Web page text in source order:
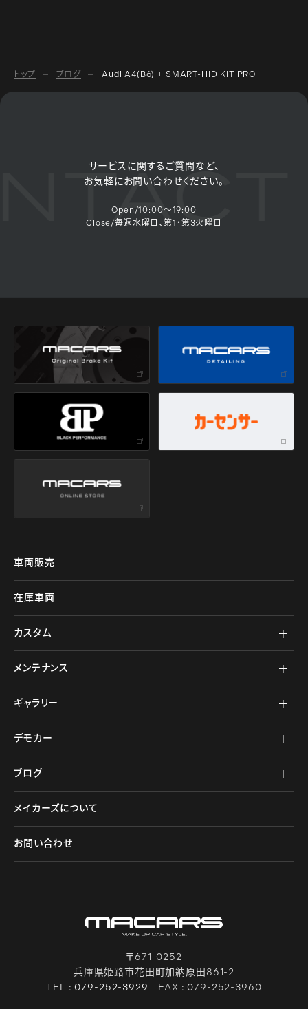
トップ ブログ Audi A4(B6) + SMART-HID KIT PRO
サービスに関するご質問など、
お気軽にお問い合わせください。
Open/10:00～19:00
Close/毎週水曜日、第1・第3火曜日
車両販売
在庫車両
カスタム
メンテナンス
ギャラリー
デモカー
ブログ
メイカーズについて
お問い合わせ
〒671-0252
兵庫県姫路市花田町加納原田861-2
TEL :079-252-3929 FAX : 079-252-3960